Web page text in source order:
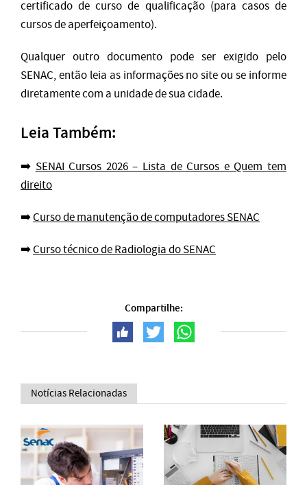
certificado de curso de qualificação (para casos de
cursos de aperfeiçoamento).
Qualquer outro documento pode ser exigido pelo
SENAC, então leia as informações no site ou se informe
diretamente com a unidade de sua cidade.
Leia Também:
➡️ SENAI Cursos 2026 – Lista de Cursos e Quem tem
direito
➡️Curso de manutenção de computadores SENAC
➡️Curso técnico de Radiologia do SENAC
Compartilhe:
Notícias Relacionadas